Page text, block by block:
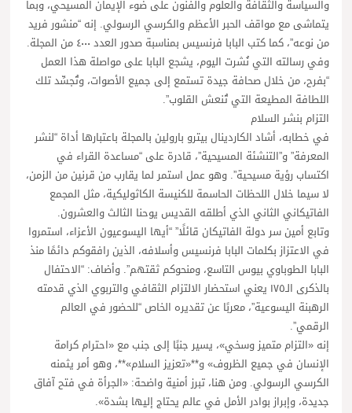
والسياسة والثقافة والعلوم والفنون على ضوء الإيمان المسيحي، وبما
يتماشى مع مواقف الحبر الأعظم والكرسي الرسولي. إنه “منشور فريد
من نوعه”، كما كتب البابا فرنسيس بمناسبة صدور العدد ٤٠٠٠ من المجلة.
وفي رسالته التي نُشرت اليوم، يشجع البابا على مواصلة هذا العمل
“بفرح، من خلال صحافة جيدة تستمع إلى جميع الأصوات، وتُجسِّد تلك
اللطافة المطيعة التي تُنعش القلوب”.
التزام بنشر السلام
في خطابه، أشاد الكاردينال بيترو بارولين بالمجلة باعتبارها أداة “لنشر
المعرفة” و”التنشئة المسيحية”، قادرة على “مساعدة القراء في
اكتساب رؤية مسيحية”. وهو عمل استمر لما يقارب من قرنين من الزمن،
لا سيما خلال اللحظات الحاسمة للكنيسة الكاثوليكية، مثل المجمع
الفاتيكاني الثاني الذي أطلقه القديس يوحنا الثالث والعشرون.
وتابع أمين سر دولة الفاتيكان قائلًا” “أيها اليسوعيون الأعزاء، استمروا
في الاعتزاز بكلمات البابا فرنسيس وأسلافه، الذين رافقوكم دائمًا منذ
البابا الطوباوي بيوس التاسع، ومنحوكم ثقتهم”. وأضاف: “الاحتفال
بالذكرى الـ١٧٥ يعني استحضار الالتزام الثقافي والتربوي الذي قدمته
الرهبنة اليسوعية”، معربًا عن تقديره الخاص “للحضور في العالم
الرقمي”.
إنه «التزام متميز وسخي»، يسير جنبًا إلى جنب مع «احترام كرامة
الإنسان في جميع الظروف» و**«تعزيز السلام»**، وهو أمر يثمنه
الكرسي الرسولي. ومن هنا، تبرز أمنية واضحة: «الجرأة في فتح آفاق
جديدة، وإبراز بوادر الأمل في عالم يحتاج إليها بشدة».